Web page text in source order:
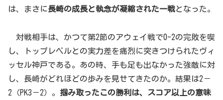
は、まさに長崎の成長と執念が凝縮された一戦となった。
対戦相手は、かつて第2節のアウェイ戦で0-2の完敗を喫
し、トップレベルとの実力差を痛烈に突きつけられたヴィ
ッセル神戸である。あの時、手も足も出なかった強敵に対
し、長崎がどれほどの歩みを見せてきたのか。結果は2－
2（PK3－2）。 掴み取ったこの勝利は、スコア以上の意味